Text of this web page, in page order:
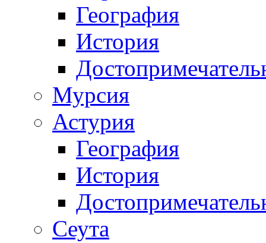
География
История
Мурсия
Астурия
География
История
Сеута